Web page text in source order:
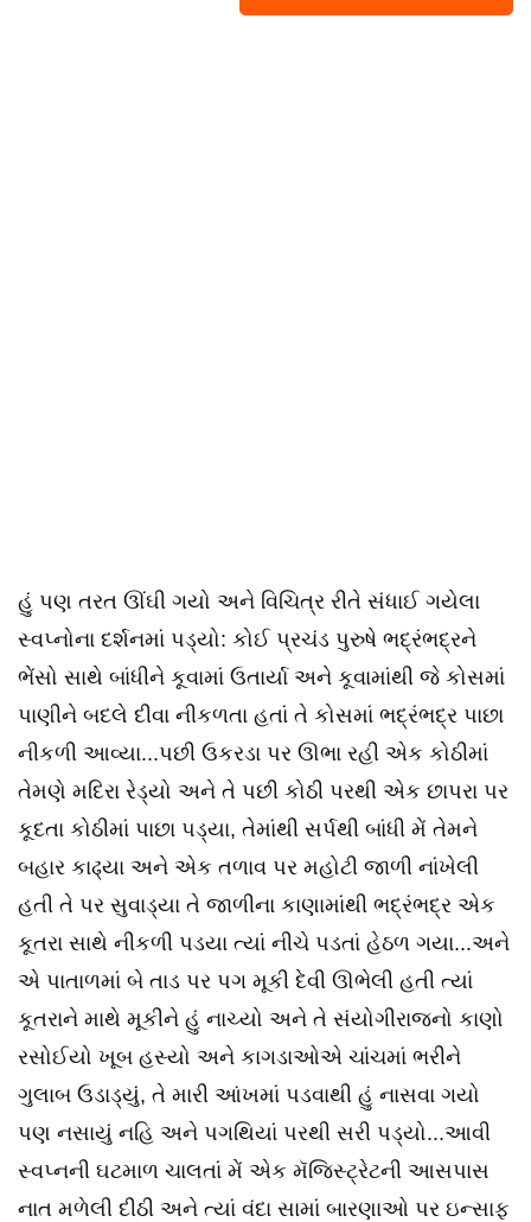
હું પણ તરત ઊંઘી ગયો અને વિચિત્ર રીતે સંધાઈ ગયેલા
સ્વપ્નોના દર્શનમાં પડ્યો: કોઈ પ્રચંડ પુરુષે ભદ્રંભદ્રને
ભેંસો સાથે બાંધીને કૂવામાં ઉતાર્યા અને કૂવામાંથી જે કોસમાં
પાણીને બદલે દીવા નીકળતા હતાં તે કોસમાં ભદ્રંભદ્ર પાછા
નીકળી આવ્યા...પછી ઉકરડા પર ઊભા રહી એક કોઠીમાં
તેમણે મદિરા રેડ્યો અને તે પછી કોઠી પરથી એક છાપરા પર
કૂદતા કોઠીમાં પાછા પડ્યા, તેમાંથી સર્પથી બાંધી મેં તેમને
બહાર કાઢ્યા અને એક તળાવ પર મહોટી જાળી નાંખેલી
હતી તે પર સુવાડ્યા તે જાળીના કાણામાંથી ભદ્રંભદ્ર એક
કૂતરા સાથે નીકળી પડયા ત્યાં નીચે પડતાં હેઠળ ગયા...અને
એ પાતાળમાં બે તાડ પર પગ મૂકી દેવી ઊભેલી હતી ત્યાં
કૂતરાને માથે મૂકીને હું નાચ્યો અને તે સંયોગીરાજનો કાણો
રસોઈયો ખૂબ હસ્યો અને કાગડાઓએ ચાંચમાં ભરીને
ગુલાબ ઉડાડ્યું, તે મારી આંખમાં પડવાથી હું નાસવા ગયો
પણ નસાયું નહિ અને પગથિયાં પરથી સરી પડ્યો...આવી
સ્વપ્નની ઘટમાળ ચાલતાં મેં એક મૅજિસ્ટ્રેટની આસપાસ
નાત મળેલી દીઠી અને ત્યાં વંદા સામાં બારણાઓ પર ઇન્સાફ